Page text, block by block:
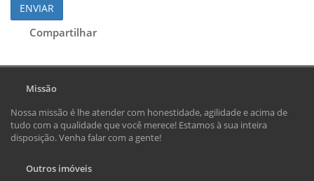
ENVIAR
Compartilhar
Missão
Nossa missão é lhe atender com honestidade, agilidade e acima de
tudo com a qualidade que você merece! Estamos à sua inteira
disposição. Venha falar com a gente!
Outros imóveis